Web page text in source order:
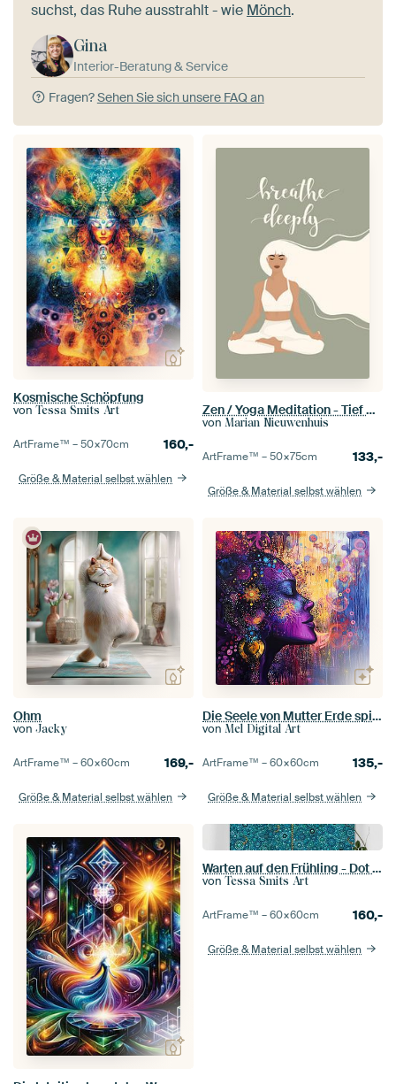
suchst, das Ruhe ausstrahlt - wie Mönch.
Gina
Interior-Beratung & Service
Fragen?Sehen Sie sich unsere FAQ an
Kosmische Schöpfung
von Tessa Smits Art
ArtFrame™ –50×70cm 160,-
Größe & Material selbst wählen
Zen / Yoga Meditation - Tief durchatmen
von Marian Nieuwenhuis
ArtFrame™ –50×75cm 133,-
Größe & Material selbst wählen
Ohm
von Jacky
ArtFrame™ –60×60cm 169,-
Größe & Material selbst wählen
Die Seele von Mutter Erde spirituelle Kunst
von Mel Digital Art
ArtFrame™ –60×60cm 135,-
Größe & Material selbst wählen
Warten auf den Frühling - Dot Art Painting Tessa Smits
von Tessa Smits Art
ArtFrame™ –60×60cm 160,-
Größe & Material selbst wählen